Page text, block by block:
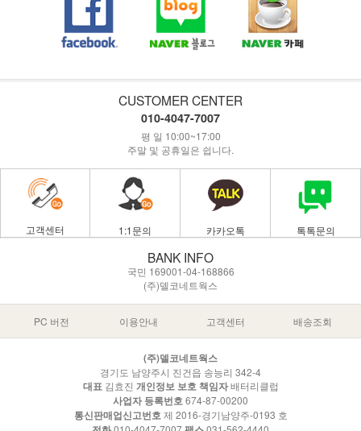
CUSTOMER CENTER
010-4047-7007
평 일 10:00~17:00
주말 및 공휴일은 쉽니다.
고객센터 1:1문의 카카오톡 톡톡문의
BANK INFO
국민 169001-04-168866
(주)델코네트웍스
PC 버전 이용안내 고객센터 배송조회
(주)델코네트웍스
경기도 남양주시 진건읍 송능리 342-4
대표 김효진 개인정보 보호 책임자배터리클럽
사업자 등록번호674-87-00200
통신판매업신고번호 제 2016-경기남양주-0193 호